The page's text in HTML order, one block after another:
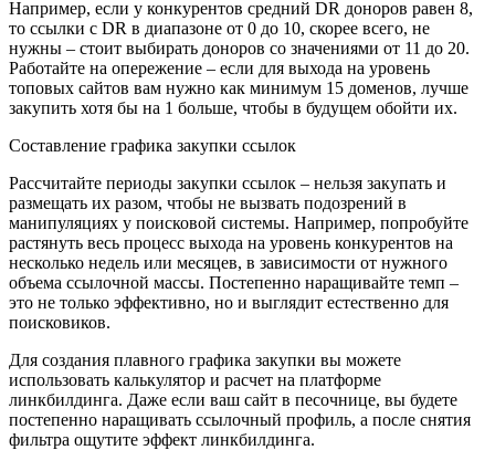
Например, если у конкурентов средний DR доноров равен 8,
то ссылки с DR в диапазоне от 0 до 10, скорее всего, не
нужны – стоит выбирать доноров со значениями от 11 до 20.
Работайте на опережение – если для выхода на уровень
топовых сайтов вам нужно как минимум 15 доменов, лучше
закупить хотя бы на 1 больше, чтобы в будущем обойти их.
Составление графика закупки ссылок
Рассчитайте периоды закупки ссылок – нельзя закупать и
размещать их разом, чтобы не вызвать подозрений в
манипуляциях у поисковой системы. Например, попробуйте
растянуть весь процесс выхода на уровень конкурентов на
несколько недель или месяцев, в зависимости от нужного
объема ссылочной массы. Постепенно наращивайте темп –
это не только эффективно, но и выглядит естественно для
поисковиков.
Для создания плавного графика закупки вы можете
использовать калькулятор и расчет на платформе
линкбилдинга. Даже если ваш сайт в песочнице, вы будете
постепенно наращивать ссылочный профиль, а после снятия
фильтра ощутите эффект линкбилдинга.